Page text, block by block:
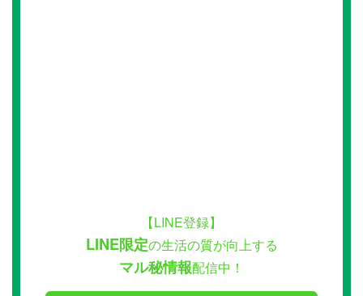
【LINE登録】
LINE限定の生活の質が向上する
マル秘情報配信中！